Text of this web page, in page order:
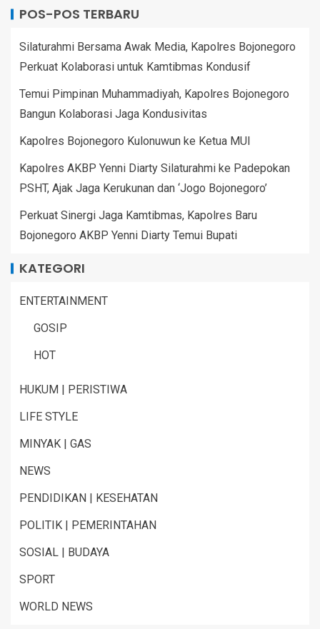
POS-POS TERBARU
Silaturahmi Bersama Awak Media, Kapolres Bojonegoro
Perkuat Kolaborasi untuk Kamtibmas Kondusif
Temui Pimpinan Muhammadiyah, Kapolres Bojonegoro
Bangun Kolaborasi Jaga Kondusivitas
Kapolres Bojonegoro Kulonuwun ke Ketua MUI
Kapolres AKBP Yenni Diarty Silaturahmi ke Padepokan
PSHT, Ajak Jaga Kerukunan dan ‘Jogo Bojonegoro’
Perkuat Sinergi Jaga Kamtibmas, Kapolres Baru
Bojonegoro AKBP Yenni Diarty Temui Bupati
KATEGORI
ENTERTAINMENT
GOSIP
HOT
HUKUM | PERISTIWA
LIFE STYLE
MINYAK | GAS
NEWS
PENDIDIKAN | KESEHATAN
POLITIK | PEMERINTAHAN
SOSIAL | BUDAYA
SPORT
WORLD NEWS